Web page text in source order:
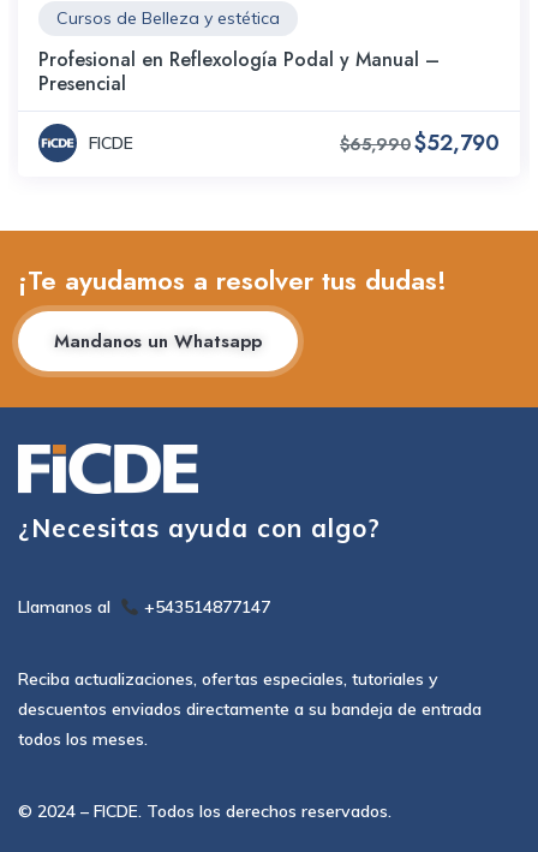
Anestesia. Presentación comercial
Cursos de Belleza y estética
Profesional en Reflexología Podal y Manual –
Presencial
FICDE $65,990$52,790
¡Te ayudamos a resolver tus dudas!
Mandanos un Whatsapp
¿Necesitas ayuda con algo?
Llamanos al +543514877147
Reciba actualizaciones, ofertas especiales, tutoriales y
descuentos enviados directamente a su bandeja de entrada
todos los meses.
© 2024 – FICDE. Todos los derechos reservados.